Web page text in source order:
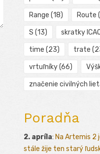
Range (18) Route
S (13) skratky
time (23) trate
vrtuľníky(66)
značenie civilných
Poradňa
2. apríla: Na Artemis 2
stále žije ten starý